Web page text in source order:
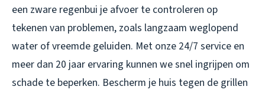
een zware regenbui je afvoer te controleren op
tekenen van problemen, zoals langzaam weglopend
water of vreemde geluiden. Met onze 24/7 service en
meer dan 20 jaar ervaring kunnen we snel ingrijpen om
schade te beperken. Bescherm je huis tegen de grillen